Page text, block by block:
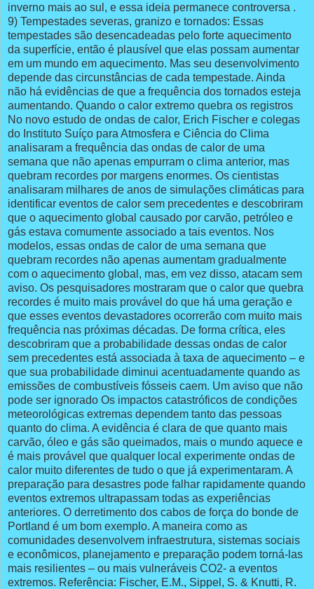
inverno mais ao sul, e essa ideia permanece controversa .
9) Tempestades severas, granizo e tornados: Essas
tempestades são desencadeadas pelo forte aquecimento
da superfície, então é plausível que elas possam aumentar
em um mundo em aquecimento. Mas seu desenvolvimento
depende das circunstâncias de cada tempestade. Ainda
não há evidências de que a frequência dos tornados esteja
aumentando. Quando o calor extremo quebra os registros
No novo estudo de ondas de calor, Erich Fischer e colegas
do Instituto Suíço para Atmosfera e Ciência do Clima
analisaram a frequência das ondas de calor de uma
semana que não apenas empurram o clima anterior, mas
quebram recordes por margens enormes. Os cientistas
analisaram milhares de anos de simulações climáticas para
identificar eventos de calor sem precedentes e descobriram
que o aquecimento global causado por carvão, petróleo e
gás estava comumente associado a tais eventos. Nos
modelos, essas ondas de calor de uma semana que
quebram recordes não apenas aumentam gradualmente
com o aquecimento global, mas, em vez disso, atacam sem
aviso. Os pesquisadores mostraram que o calor que quebra
recordes é muito mais provável do que há uma geração e
que esses eventos devastadores ocorrerão com muito mais
frequência nas próximas décadas. De forma crítica, eles
descobriram que a probabilidade dessas ondas de calor
sem precedentes está associada à taxa de aquecimento – e
que sua probabilidade diminui acentuadamente quando as
emissões de combustíveis fósseis caem. Um aviso que não
pode ser ignorado Os impactos catastróficos de condições
meteorológicas extremas dependem tanto das pessoas
quanto do clima. A evidência é clara de que quanto mais
carvão, óleo e gás são queimados, mais o mundo aquece e
é mais provável que qualquer local experimente ondas de
calor muito diferentes de tudo o que já experimentaram. A
preparação para desastres pode falhar rapidamente quando
eventos extremos ultrapassam todas as experiências
anteriores. O derretimento dos cabos de força do bonde de
Portland é um bom exemplo. A maneira como as
comunidades desenvolvem infraestrutura, sistemas sociais
e econômicos, planejamento e preparação podem torná-las
mais resilientes – ou mais vulneráveis CO2- a eventos
extremos. Referência: Fischer, E.M., Sippel, S. & Knutti, R.